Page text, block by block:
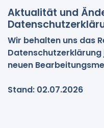
Aktualität und
Wir behalten uns das
neuen
Stand: 02.07.2026